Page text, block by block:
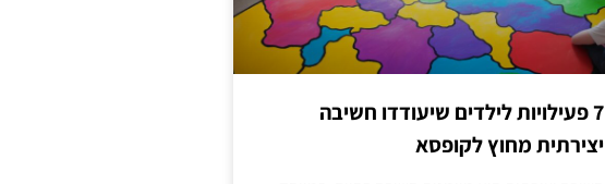
7 פעילויות לילדים שיעודדו חשיבה
יצירתית מחוץ לקופסא